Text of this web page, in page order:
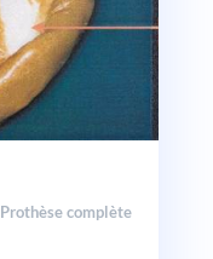
Prothèse complète